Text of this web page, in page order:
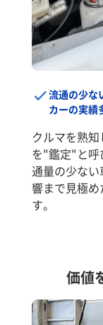
流通の少な
カーの実績
クルマを熟
を"鑑定"と呼
通量の少な
響まで見極
す。
価値